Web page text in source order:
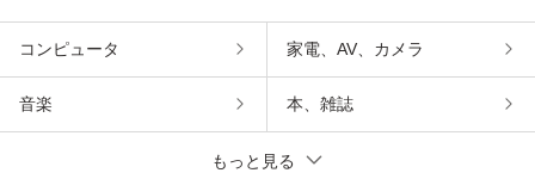
コンピュータ 家電、AV、カメラ
音楽 本、雑誌
もっと見る